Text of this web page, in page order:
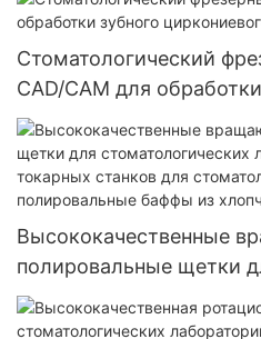
стоматологический
стоматологический
диск
Стоматологический
CAD/CAM для
циркониевого блока
Высококачественные
полировальные щетки
стоматологических
токарных станков для